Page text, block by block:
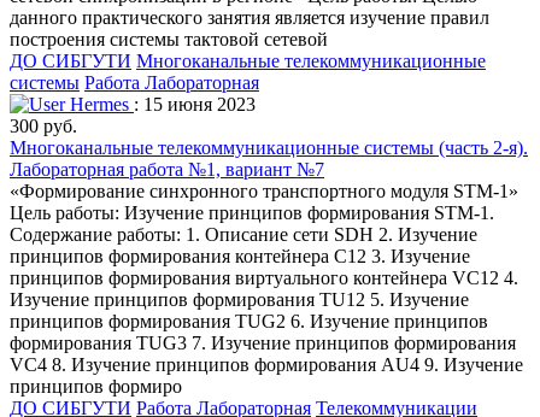
данного практического занятия является изучение правил
построения системы тактовой сетевой
ДО СИБГУТИ Многоканальные телекоммуникационные
системы Работа Лабораторная
Hermes : 15 июня 2023
300 руб.
Многоканальные телекоммуникационные системы (часть 2-я).
Лабораторная работа №1, вариант №7
«Формирование синхронного транспортного модуля STM-1»
Цель работы: Изучение принципов формирования STM-1.
Содержание работы: 1. Описание сети SDH 2. Изучение
принципов формирования контейнера С12 3. Изучение
принципов формирования виртуального контейнера VС12 4.
Изучение принципов формирования TU12 5. Изучение
принципов формирования TUG2 6. Изучение принципов
формирования TUG3 7. Изучение принципов формирования
VС4 8. Изучение принципов формирования AU4 9. Изучение
принципов формиро
ДО СИБГУТИ Работа Лабораторная Телекоммуникации